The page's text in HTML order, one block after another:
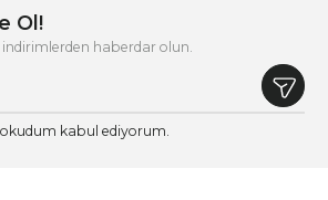
Ol!
haberdar olun.
okudum kabul ediyorum.